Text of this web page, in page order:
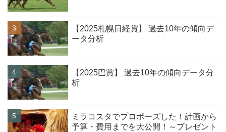
【2025札幌日経賞】 過去10年の傾向デ
ータ分析
【2025巴賞】 過去10年の傾向データ分
析
ミラコスタでプロポーズした！計画から
予算・費用までを大公開！～プレゼント